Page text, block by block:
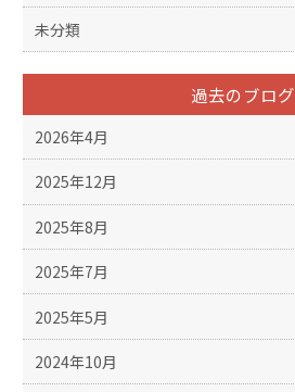
未分類
過去のブログ
2026年4月
2025年12月
2025年8月
2025年7月
2025年5月
2024年10月